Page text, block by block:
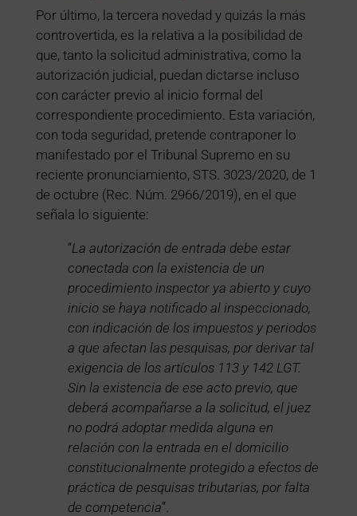
Por último, la tercera novedad y quizás la más
controvertida, es la relativa a la posibilidad de
que, tanto la solicitud administrativa, como la
autorización judicial, puedan dictarse incluso
con carácter previo al inicio formal del
correspondiente procedimiento. Esta variación,
con toda seguridad, pretende contraponer lo
manifestado por el Tribunal Supremo en su
reciente pronunciamiento, STS. 3023/2020, de 1
de octubre (Rec. Núm. 2966/2019), en el que
señala lo siguiente:
“La autorización de entrada debe estar
conectada con la existencia de un
procedimiento inspector ya abierto y cuyo
inicio se haya notificado al inspeccionado,
con indicación de los impuestos y periodos
a que afectan las pesquisas, por derivar tal
exigencia de los artículos 113 y 142 LGT.
Sin la existencia de ese acto previo, que
deberá acompañarse a la solicitud, el juez
no podrá adoptar medida alguna en
relación con la entrada en el domicilio
constitucionalmente protegido a efectos de
práctica de pesquisas tributarias, por falta
de competencia”.